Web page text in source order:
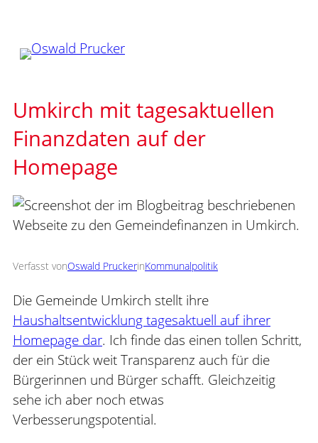
springen
Umkirch mit tagesaktuellen
Finanzdaten auf der
Homepage
Verfasst vonOswald PruckerinKommunalpolitik
Die Gemeinde Umkirch stellt ihre
Haushaltsentwicklung tagesaktuell auf ihrer
Homepage dar. Ich finde das einen tollen Schritt,
der ein Stück weit Transparenz auch für die
Bürgerinnen und Bürger schafft. Gleichzeitig
sehe ich aber noch etwas
Verbesserungspotential.